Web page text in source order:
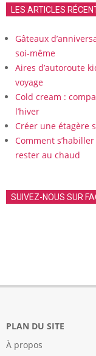
LES ARTICLES
Gâteaux
soi-même
Aires d’autoroute
voyage
Cold cream :
l’hiver
Créer une étagère
Comment
rester au chaud
SUIVEZ-NOUS SUR
PLAN DU SITE
À propos